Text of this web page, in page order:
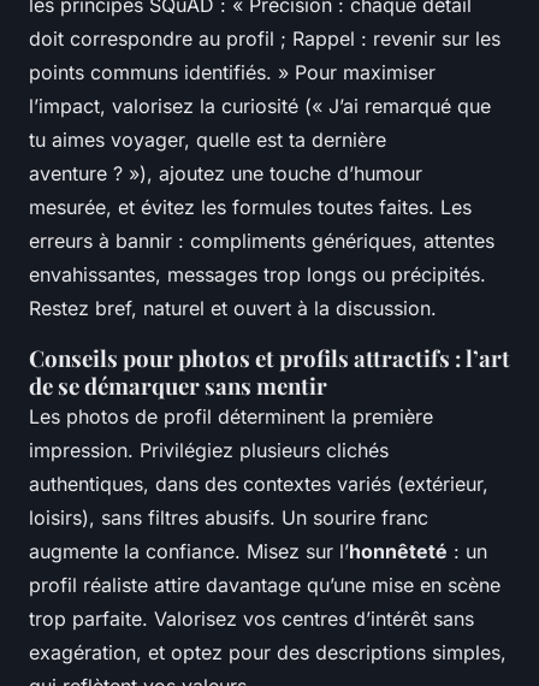
doit correspondre au profil ; Rappel : revenir sur les
points communs identifiés. » Pour maximiser
l’impact, valorisez la curiosité (« J’ai remarqué que
tu aimes voyager, quelle est ta dernière
aventure ? »), ajoutez une touche d’humour
mesurée, et évitez les formules toutes faites. Les
erreurs à bannir : compliments génériques, attentes
envahissantes, messages trop longs ou précipités.
Restez bref, naturel et ouvert à la discussion.
Conseils pour photos et profils attractifs : l’art
de se démarquer sans mentir
Les photos de profil déterminent la première
impression. Privilégiez plusieurs clichés
authentiques, dans des contextes variés (extérieur,
loisirs), sans filtres abusifs. Un sourire franc
augmente la confiance. Misez sur l’honnêteté : un
profil réaliste attire davantage qu’une mise en scène
trop parfaite. Valorisez vos centres d’intérêt sans
exagération, et optez pour des descriptions simples,